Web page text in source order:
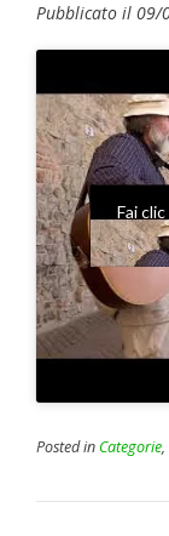
Pubblicato il 09/
Fai
Posted in Categorie,